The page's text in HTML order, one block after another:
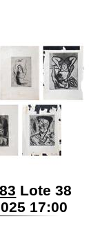
Lote 38
17:00